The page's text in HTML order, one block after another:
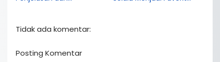
Tidak ada komentar:
Posting Komentar